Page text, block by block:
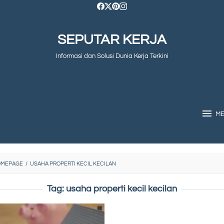
SEPUTAR KERJA
Informasi dan Solusi Dunia Kerja Terkini
/ USAHA PROPERTI KECIL KECILAN
Tag: usaha properti kecil kecilan